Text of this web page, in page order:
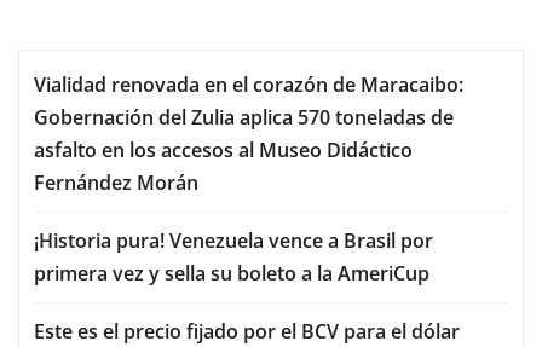
Vialidad renovada en el corazón de Maracaibo:
Gobernación del Zulia aplica 570 toneladas de
asfalto en los accesos al Museo Didáctico
Fernández Morán
¡Historia pura! Venezuela vence a Brasil por
primera vez y sella su boleto a la AmeriCup
Este es el precio fijado por el BCV para el dólar